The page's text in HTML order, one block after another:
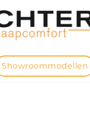
Showroommodellen